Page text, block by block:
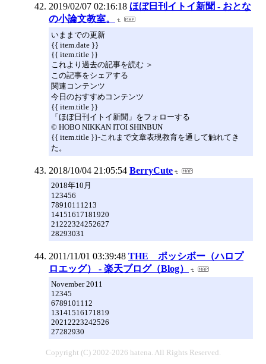
2019/02/07 02:16:18 ほぼ日刊イトイ新聞 - おとな
の小論文教室。
いままでの更新
{{ item.date }}
{{ item.title }}
これより過去の記事を読む ＞
この記事をシェアする
関連コンテンツ
今日のおすすめコンテンツ
{{ item.title }}
「ほぼ日刊イトイ新聞」をフォローする
© HOBO NIKKAN ITOI SHINBUN
{{ item.title }}-これまで文章表現教育を通して触れてき
た。
2018/10/04 21:05:54 BerryCute
2018年10月
123456
78910111213
14151617181920
21222324252627
28293031
2011/11/01 03:39:48 THE ポッシボー（ハロプ
ロエッグ） - 楽天ブログ（Blog）
November 2011
12345
6789101112
13141516171819
20212223242526
27282930
Copyright (C) 2002-2026 hatena. All Rights Reserved.